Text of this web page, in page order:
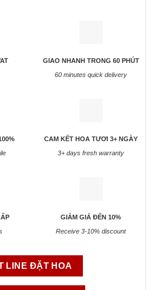
GIAO NHANH TRONG 60 PHÚT
60 minutes quick delivery
CAM KẾT HOA TƯƠI 3+ NGÀY
3+ days fresh warranty
GIẢM GIÁ ĐẾN 10%
Receive 3-10% discount
LINE ĐẶT HOA